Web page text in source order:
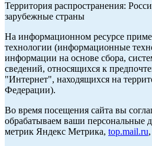
Территория распространения:
зарубежные страны
На информационном ресурсе
технологии (информационные
информации на основе сбора,
сведений, относящихся к
"Интернет", находящихся на
Федерации).
Во время посещения сайта вы
обрабатываем ваши персональные
метрик Яндекс Метрика, top.mail.ru